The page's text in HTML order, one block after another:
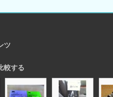
ツ
較する